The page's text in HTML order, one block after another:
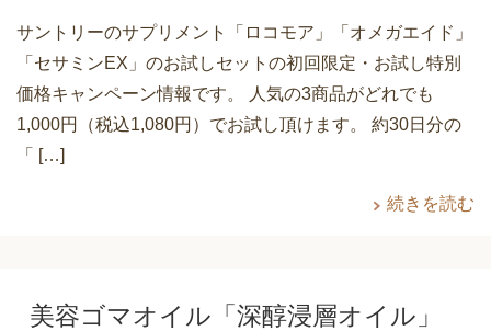
サントリーのサプリメント「ロコモア」「オメガエイド」
「セサミンEX」のお試しセットの初回限定・お試し特別
価格キャンペーン情報です。 人気の3商品がどれでも
1,000円（税込1,080円）でお試し頂けます。 約30日分の
「 […]
続きを読む
美容ゴマオイル「深醇浸層オイル」